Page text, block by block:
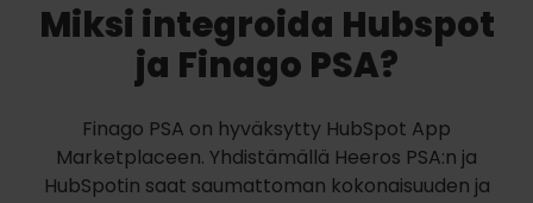
Miksi integroida Hubspot
ja Finago PSA?
Finago PSA on hyväksytty HubSpot App
Marketplaceen. Yhdistämällä Heeros PSA:n ja
HubSpotin saat saumattoman kokonaisuuden ja